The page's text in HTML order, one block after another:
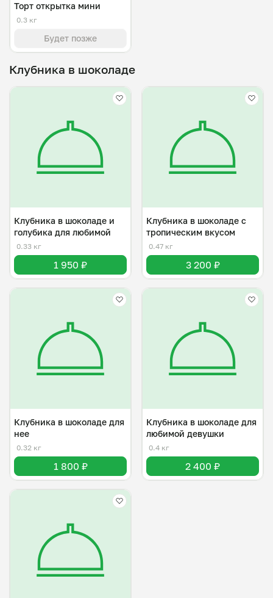
Торт открытка мини
0.3 кг
Будет позже
Клубника в шоколаде
Клубника в шоколаде и
голубика для любимой
0.33 кг
1 950 ₽
Клубника в шоколаде с
тропическим вкусом
0.47 кг
3 200 ₽
Клубника в шоколаде для
нее
0.32 кг
1 800 ₽
Клубника в шоколаде для
любимой девушки
0.4 кг
2 400 ₽